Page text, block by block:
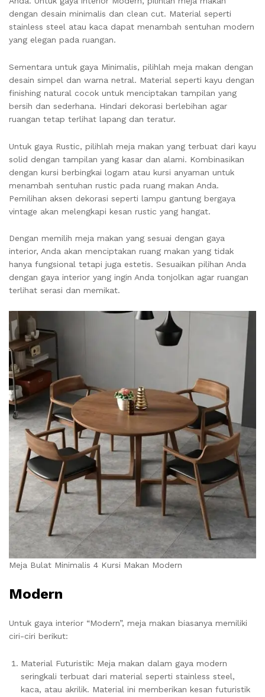
dengan desain minimalis dan clean cut. Material seperti
stainless steel atau kaca dapat menambah sentuhan modern
yang elegan pada ruangan.
Sementara untuk gaya Minimalis, pilihlah meja makan dengan
desain simpel dan warna netral. Material seperti kayu dengan
finishing natural cocok untuk menciptakan tampilan yang
bersih dan sederhana. Hindari dekorasi berlebihan agar
ruangan tetap terlihat lapang dan teratur.
Untuk gaya Rustic, pilihlah meja makan yang terbuat dari kayu
solid dengan tampilan yang kasar dan alami. Kombinasikan
dengan kursi berbingkai logam atau kursi anyaman untuk
menambah sentuhan rustic pada ruang makan Anda.
Pemilihan aksen dekorasi seperti lampu gantung bergaya
vintage akan melengkapi kesan rustic yang hangat.
Dengan memilih meja makan yang sesuai dengan gaya
interior, Anda akan menciptakan ruang makan yang tidak
hanya fungsional tetapi juga estetis. Sesuaikan pilihan Anda
dengan gaya interior yang ingin Anda tonjolkan agar ruangan
terlihat serasi dan memikat.
Meja Bulat Minimalis 4 Kursi Makan Modern
Modern
Untuk gaya interior “Modern”, meja makan biasanya memiliki
ciri-ciri berikut:
Material Futuristik: Meja makan dalam gaya modern
seringkali terbuat dari material seperti stainless steel,
kaca, atau akrilik. Material ini memberikan kesan futuristik